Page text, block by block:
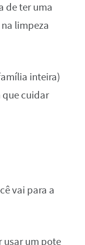
de ter uma
limpeza
inteira)
que cuidar
vai para a
usar um pote